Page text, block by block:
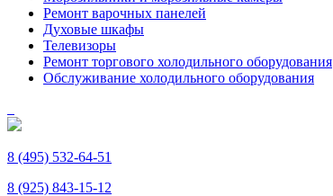
Ремонт варочных панелей
Духовые шкафы
Телевизоры
Ремонт торгового холодильного оборудования
Обслуживание холодильного оборудования
8 (495) 532-64-51
8 (925) 843-15-12